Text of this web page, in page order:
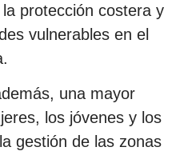
protección costera y
vulnerables en el
una mayor
los jóvenes y los
gestión de las zonas